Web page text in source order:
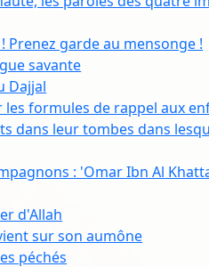
Prenez garde au mensonge !
savante
Dajjal
formules de rappel aux
dans leur tombes dans
: 'Omar Ibn Al
d'Allah
sur son aumône
péchés